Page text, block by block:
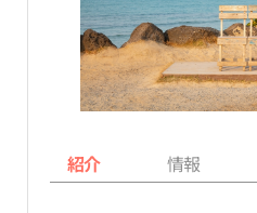
紹介 情報